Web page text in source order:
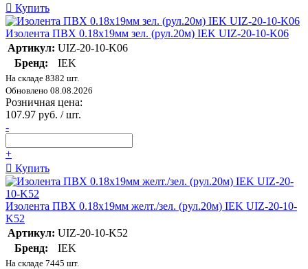
Купить
Изолента ПВХ 0.18х19мм зел. (рул.20м) IEK UIZ-20-10-K06
Артикул: UIZ-20-10-K06
Бренд:
IEK
На складе 8382 шт.
Обновлено 08.08.2026
Розничная цена:
107.97 руб. / шт.
-
+
Купить
Изолента ПВХ 0.18х19мм желт./зел. (рул.20м) IEK UIZ-20-10-
K52
Артикул: UIZ-20-10-K52
Бренд:
IEK
На складе 7445 шт.